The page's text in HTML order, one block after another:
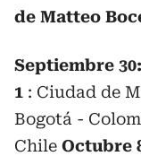
de Matteo
Septiembre 30:
1 : Ciudad de
Bogotá -
Chile Octubre